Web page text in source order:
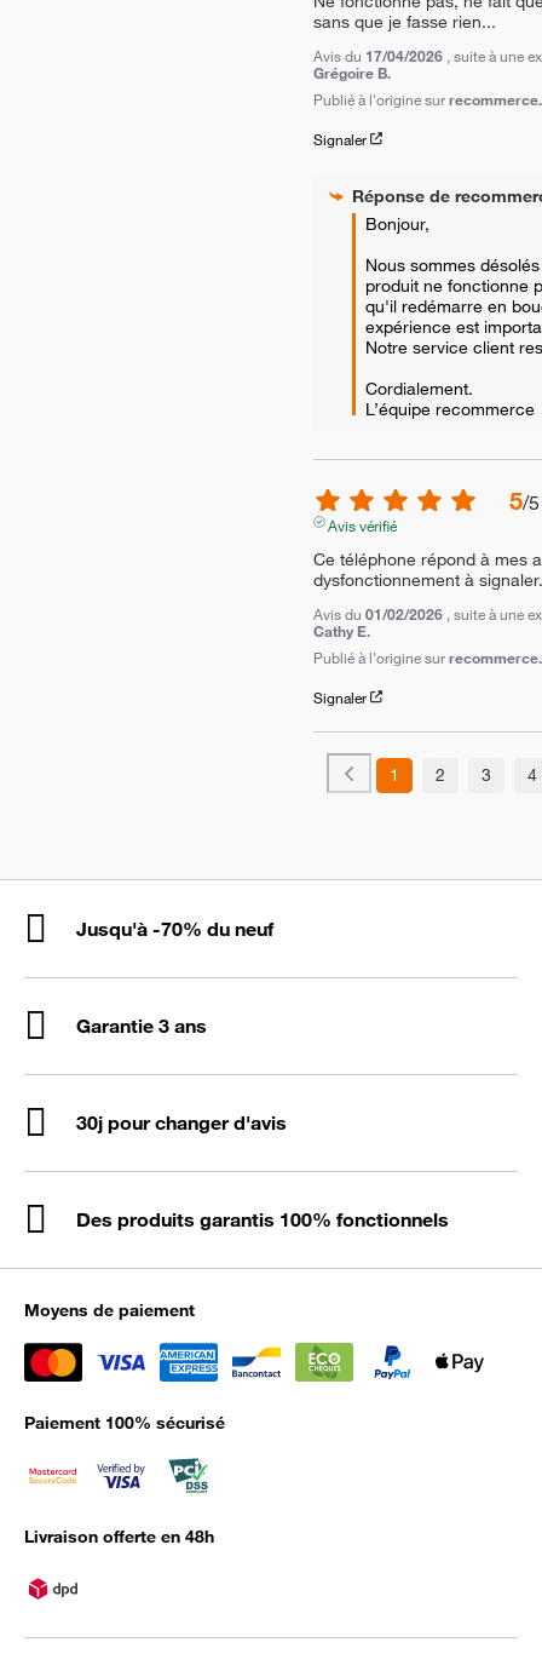
sans que je fasse rien...
Avis du 17/04/2026 , suite à une
Grégoire B.
Publié à l'origine sur
Signaler
Réponse de
Bonjour,
Nous sommes
produit ne fonctionne
qu'il redémarre en
expérience est
Notre service client
Cordialement.
L’équipe recommerce
5/5
Avis vérifié
Ce téléphone répond à mes
dysfonctionnement à signaler.
Avis du 01/02/2026 , suite à une
Cathy E.
Publié à l'origine sur
Signaler
1 2 3 4
Jusqu'à -70% du neuf
Garantie 3 ans
30j pour changer d'avis
Des produits garantis 100% fonctionnels
Moyens de paiement
Paiement 100% sécurisé
Livraison offerte en 48h